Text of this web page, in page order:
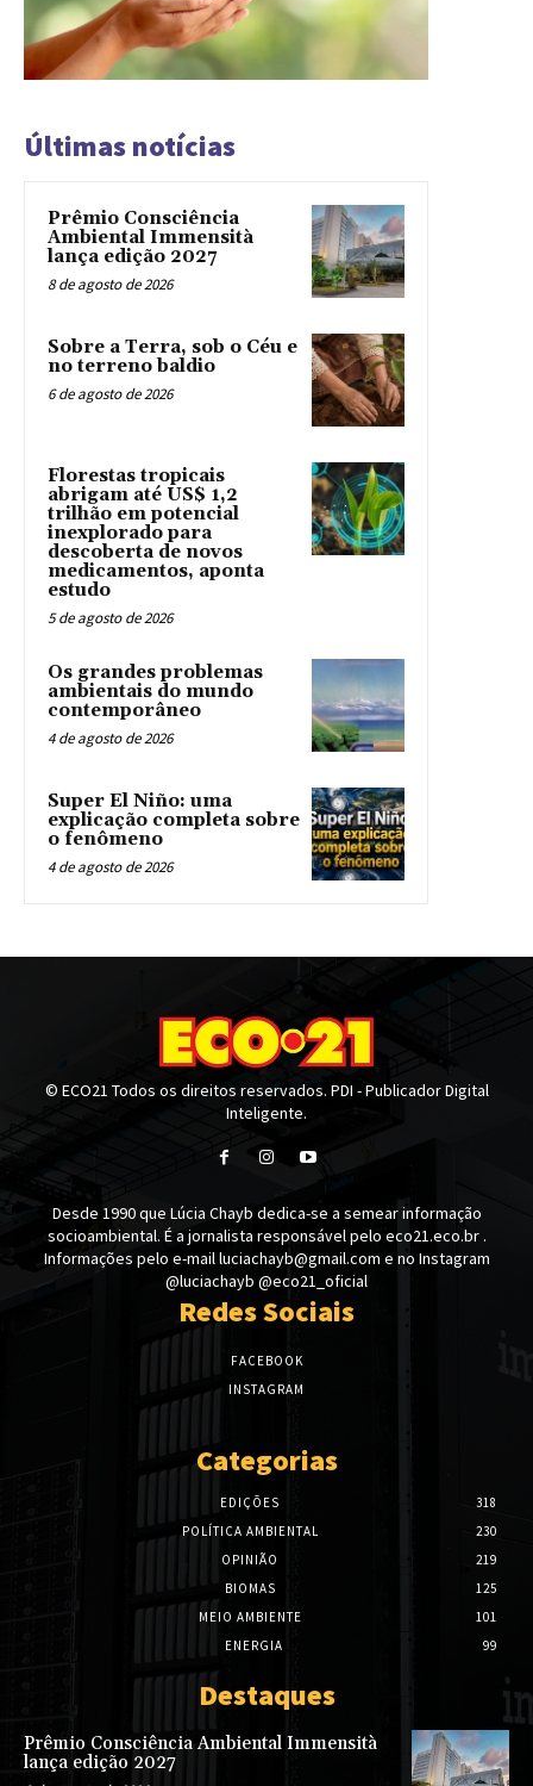
Últimas notícias
Prêmio Consciência
Ambiental Immensità
lança edição 2027
8 de agosto de 2026
Sobre a Terra, sob o Céu e
no terreno baldio
6 de agosto de 2026
Florestas tropicais
abrigam até US$ 1,2
trilhão em potencial
inexplorado para
descoberta de novos
medicamentos, aponta
estudo
5 de agosto de 2026
Os grandes problemas
ambientais do mundo
contemporâneo
4 de agosto de 2026
Super El Niño: uma
explicação completa sobre
o fenômeno
4 de agosto de 2026
© ECO21 Todos os direitos reservados. PDI - Publicador Digital
Inteligente.
Desde 1990 que Lúcia Chayb dedica-se a semear informação
socioambiental. É a jornalista responsável pelo eco21.eco.br .
Informações pelo e-mail luciachayb@gmail.com e no Instagram
@luciachayb @eco21_oficial
Redes Sociais
FACEBOOK
INSTAGRAM
Categorias
EDIÇÕES
318
POLÍTICA AMBIENTAL
230
OPINIÃO
219
BIOMAS
125
MEIO AMBIENTE
101
ENERGIA
99
Destaques
Prêmio Consciência Ambiental Immensità
lança edição 2027